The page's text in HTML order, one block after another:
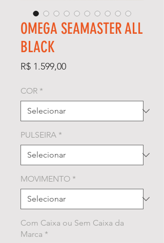
OMEGA SEAMASTER ALL
BLACK
R$ 1.599,00Preço
COR *
PULSEIRA *
MOVIMENTO *
Com Caixa ou Sem Caixa da
Marca *